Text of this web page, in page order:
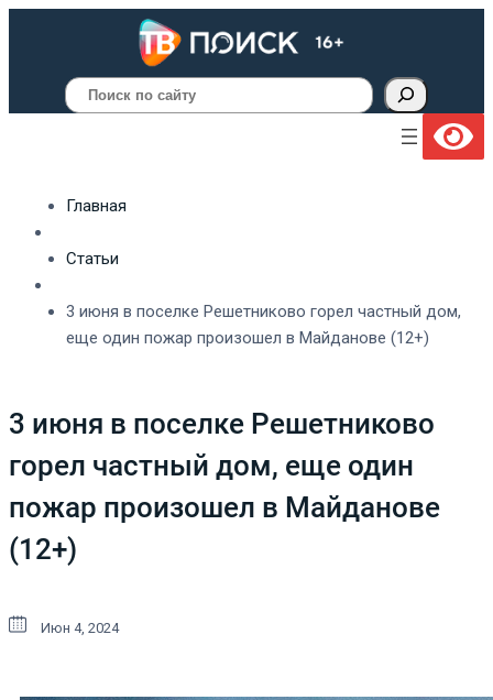
Поиск
Главная
Статьи
3 июня в поселке Решетниково горел частный дом,
еще один пожар произошел в Майданове (12+)
3 июня в поселке Решетниково
горел частный дом, еще один
пожар произошел в Майданове
(12+)
Июн 4, 2024